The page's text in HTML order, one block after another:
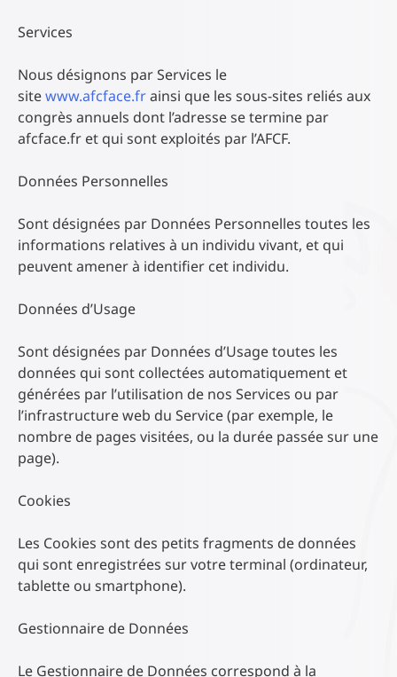
Services
Nous désignons par Services le
sitewww.afcface.frainsi que les sous-sites reliés aux
congrès annuels dont l’adresse se termine par
afcface.fr et qui sont exploités par l’AFCF.
Données Personnelles
Sont désignées par Données Personnelles toutes les
informations relatives à un individu vivant, et qui
peuvent amener à identifier cet individu.
Données d’Usage
Sont désignées par Données d’Usage toutes les
données qui sont collectées automatiquement et
générées par l’utilisation de nos Services ou par
l’infrastructure web du Service (par exemple, le
nombre de pages visitées, ou la durée passée sur une
page).
Cookies
Les Cookies sont des petits fragments de données
qui sont enregistrées sur votre terminal (ordinateur,
tablette ou smartphone).
Gestionnaire de Données
Le Gestionnaire de Données correspond à la